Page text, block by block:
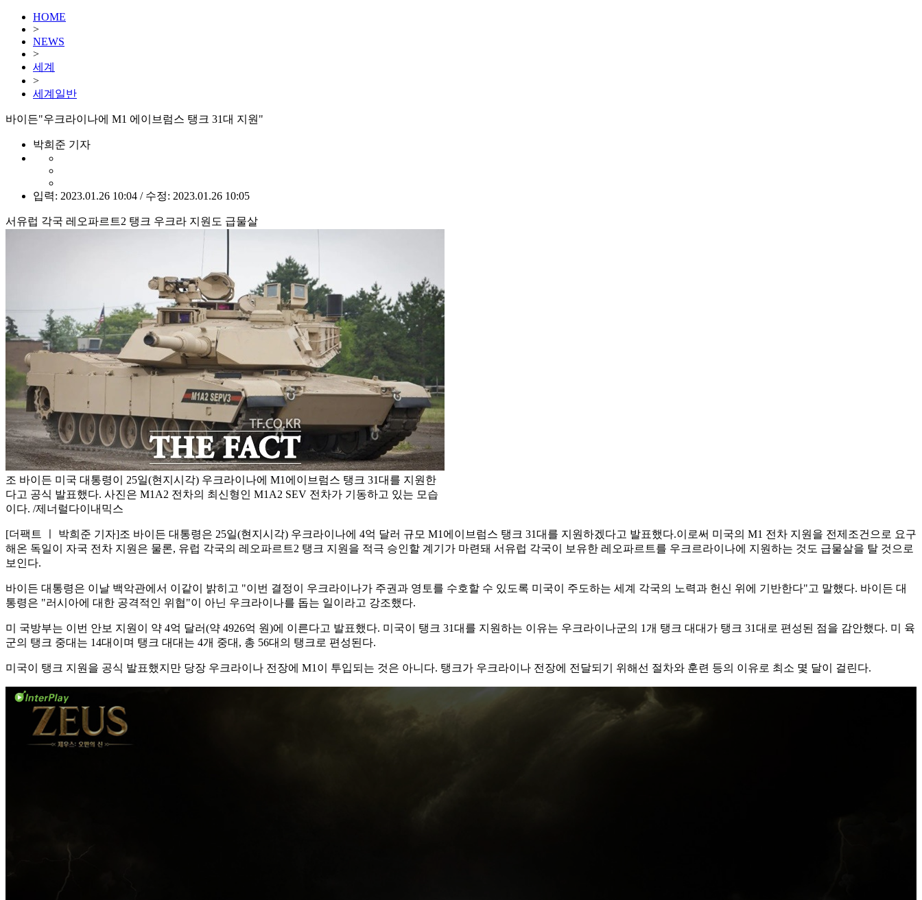
HOME
>
NEWS
>
세계
>
세계일반
바이든"우크라이나에 M1 에이브럼스 탱크 31대 지원"
박희준 기자
입력: 2023.01.26 10:04 / 수정: 2023.01.26 10:05
서유럽 각국 레오파르트2 탱크 우크라 지원도 급물살
조 바이든 미국 대통령이 25일(현지시각) 우크라이나에 M1에이브럼스 탱크 31대를 지원한
다고 공식 발표했다. 사진은 M1A2 전차의 최신형인 M1A2 SEV 전차가 기동하고 있는 모습
이다. /제너럴다이내믹스
[더팩트 ㅣ 박희준 기자]조 바이든 대통령은 25일(현지시각) 우크라이나에 4억 달러 규모 M1에이브럼스 탱크 31대를 지원하겠다고 발표했다.이로써 미국의 M1 전차 지원을 전제조건으로 요구
해온 독일이 자국 전차 지원은 물론, 유럽 각국의 레오파르트2 탱크 지원을 적극 승인할 계기가 마련돼 서유럽 각국이 보유한 레오파르트를 우크르라이나에 지원하는 것도 급물살을 탈 것으로
보인다.
바이든 대통령은 이날 백악관에서 이같이 밝히고 "이번 결정이 우크라이나가 주권과 영토를 수호할 수 있도록 미국이 주도하는 세계 각국의 노력과 헌신 위에 기반한다"고 말했다. 바이든 대
통령은 "러시아에 대한 공격적인 위협"이 아닌 우크라이나를 돕는 일이라고 강조했다.
미 국방부는 이번 안보 지원이 약 4억 달러(약 4926억 원)에 이른다고 발표했다. 미국이 탱크 31대를 지원하는 이유는 우크라이나군의 1개 탱크 대대가 탱크 31대로 편성된 점을 감안했다. 미 육
군의 탱크 중대는 14대이며 탱크 대대는 4개 중대, 총 56대의 탱크로 편성된다.
미국이 탱크 지원을 공식 발표했지만 당장 우크라이나 전장에 M1이 투입되는 것은 아니다. 탱크가 우크라이나 전장에 전달되기 위해선 절차와 훈련 등의 이유로 최소 몇 달이 걸린다.